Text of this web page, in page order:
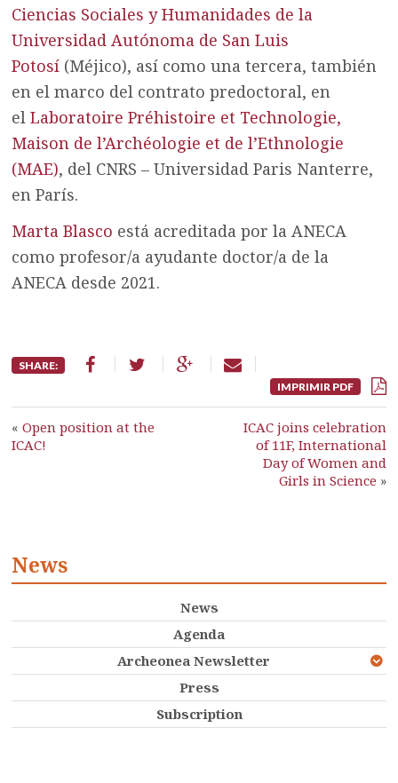
Ciencias Sociales y Humanidades de la
Universidad Autónoma de San Luis
Potosí (Méjico), así como una tercera, también
en el marco del contrato predoctoral, en
elLaboratoire Préhistoire et Technologie,
Maison de l’Archéologie et de l’Ethnologie
(MAE), del CNRS – Universidad Paris Nanterre,
en París.
Marta Blasco está acreditada por la ANECA
como profesor/a ayudante doctor/a de la
ANECA desde 2021.
SHARE:
IMPRIMIR PDF
«Open position at the
ICAC!
ICAC joins celebration
of 11F, International
Day of Women and
Girls in Science »
News
News
Agenda
Archeonea Newsletter
Press
Subscription